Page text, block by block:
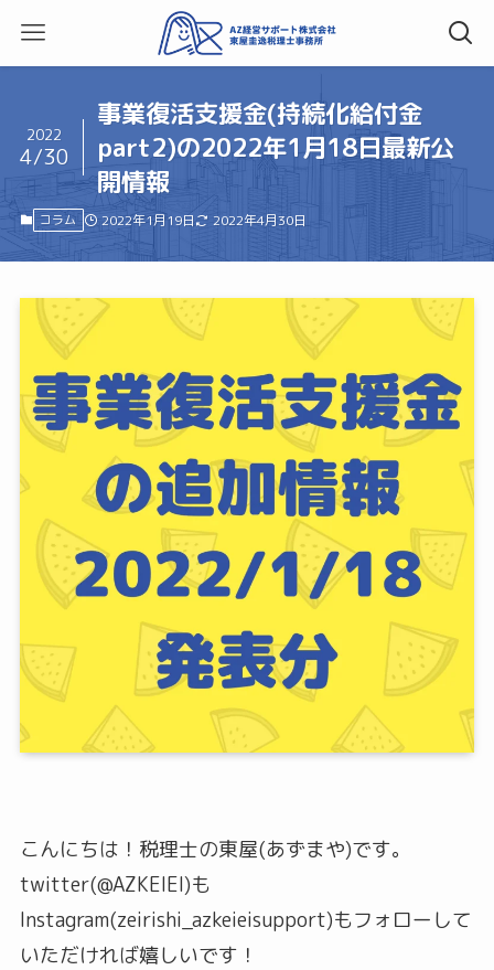
事業復活支援金(持続化給付金
part2)の2022年1月18日最新公
開情報
2022
4/30
コラム 2022年1月19日 2022年4月30日
こんにちは！税理士の東屋(あずまや)です。
twitter(@AZKEIEI)も
Instagram(zeirishi_azkeieisupport)もフォローして
いただければ嬉しいです！